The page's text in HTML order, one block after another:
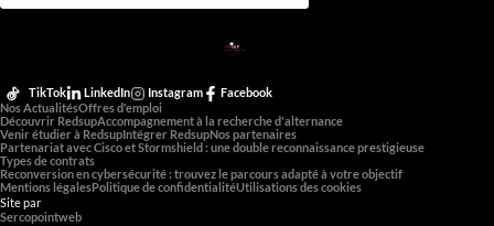
SUP
RED
TikTok LinkedIn Instagram
Facebook
Nos ActualitésOffres d'emploi
Découvrir RedsupAccompagnement à la recherche d'alternance
Venir étudier à RedsupIntégrer RedsupNos partenaires
Partenariat avec Cisco et Stormshield : une double reconnaissance prestigieuse
Types de contrats
Reconversion en cybersécurité : trouvez le parcours adapté à votre objectif
Mentions légalesPolitique de confidentialitéUtilisations des cookies
Site par
Sercopointweb